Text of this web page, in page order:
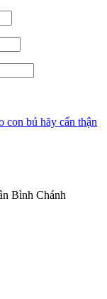
con bú hãy cẩn thận
Bình Chánh